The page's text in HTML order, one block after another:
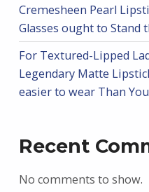
Cremesheen Pearl
Glasses ought to Stand
For Textured-Lipped
Legendary Matte
easier to wear Than
Recent
No comments to show.